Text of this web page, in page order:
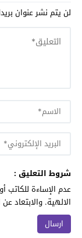
لن يتم نشر عنوان
شروط التعليق :
عدم الإساءة للكاتب
الالهية. والابتعاد